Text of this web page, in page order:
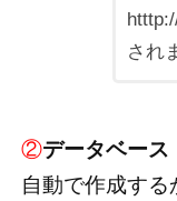
され
②データベース
自動で作成す